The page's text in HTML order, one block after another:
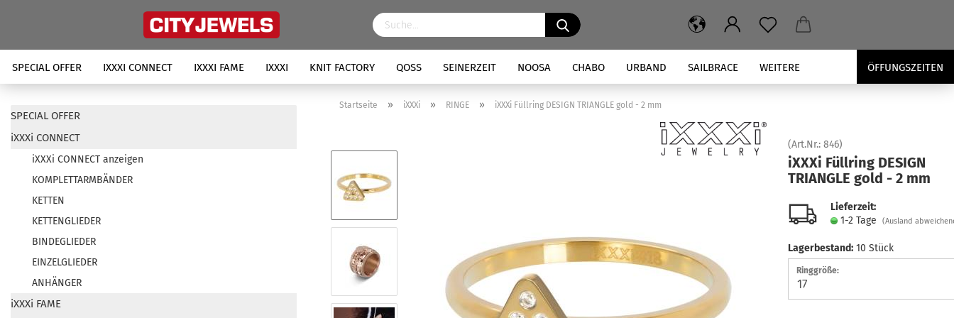
SPECIAL OFFER IXXXI CONNECT IXXXI FAME IXXXI KNIT FACTORY QOSS SEINERZEIT NOOSA CHABO URBAND SAILBRACE ÖFFUNGSZEITEN
WEITERE
Startseite » iXXXi » RINGE » iXXXi Füllring DESIGN TRIANGLE gold - 2 mm
(Art.Nr.: 846)
iXXXi Füll­ring DE­SIGN
TRI­ANG­LE gold - 2 mm
Lieferzeit:
1-2 Tage
(Ausland
Lagerbestand: 10 Stück
Ringgröße:
SPECIAL OFFER
iXXXi CONNECT
iXXXi CONNECT anzeigen
KOMPLETTARMBÄNDER
KETTEN
KETTENGLIEDER
BINDEGLIEDER
EINZELGLIEDER
ANHÄNGER
iXXXi FAME